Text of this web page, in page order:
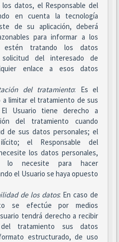
los datos, el Responsable del
en cuenta la tecnología
de su aplicación, deberá
para informar a los
estén tratando los datos
del interesado de
enlace a esos datos
del tratamiento: Es el
a limitar el tratamiento de sus
Usuario tiene derecho a
del tratamiento cuando
de sus datos personales; el
el Responsable del
los datos personales,
lo necesite para hacer
el Usuario se haya opuesto
de los datos: En caso de
se efectúe por medios
tendrá derecho a recibir
tratamiento sus datos
estructurado, de uso